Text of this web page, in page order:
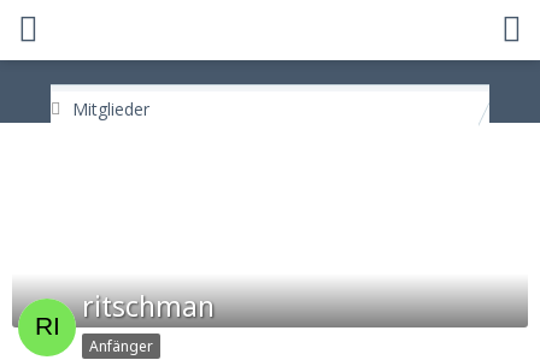
Mitglieder
ritschman
Anfänger